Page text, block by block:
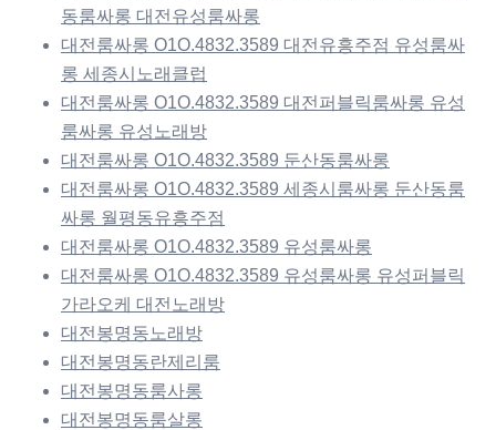
동룸싸롱 대전유성룸싸롱
대전룸싸롱 O1O.4832.3589 대전유흥주점 유성룸싸
롱 세종시노래클럽
대전룸싸롱 O1O.4832.3589 대전퍼블릭룸싸롱 유성
룸싸롱 유성노래방
대전룸싸롱 O1O.4832.3589 둔산동룸싸롱
대전룸싸롱 O1O.4832.3589 세종시룸싸롱 둔산동룸
싸롱 월평동유흥주점
대전룸싸롱 O1O.4832.3589 유성룸싸롱
대전룸싸롱 O1O.4832.3589 유성룸싸롱 유성퍼블릭
가라오케 대전노래방
대전봉명동노래방
대전봉명동란제리룸
대전봉명동룸사롱
대전봉명동룸살롱